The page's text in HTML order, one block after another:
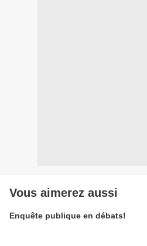
Vous aimerez aussi
Enquête publique en débats!